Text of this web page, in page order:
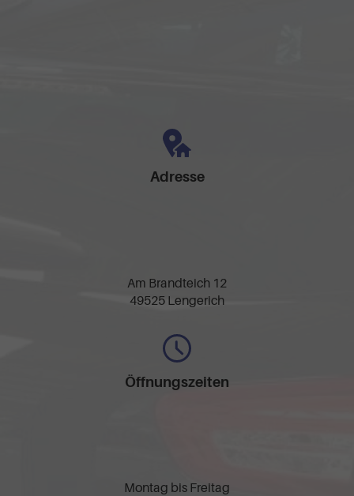
Adresse
Am Brandteich 12
49525 Lengerich
Öffnungszeiten
Montag bis Freitag